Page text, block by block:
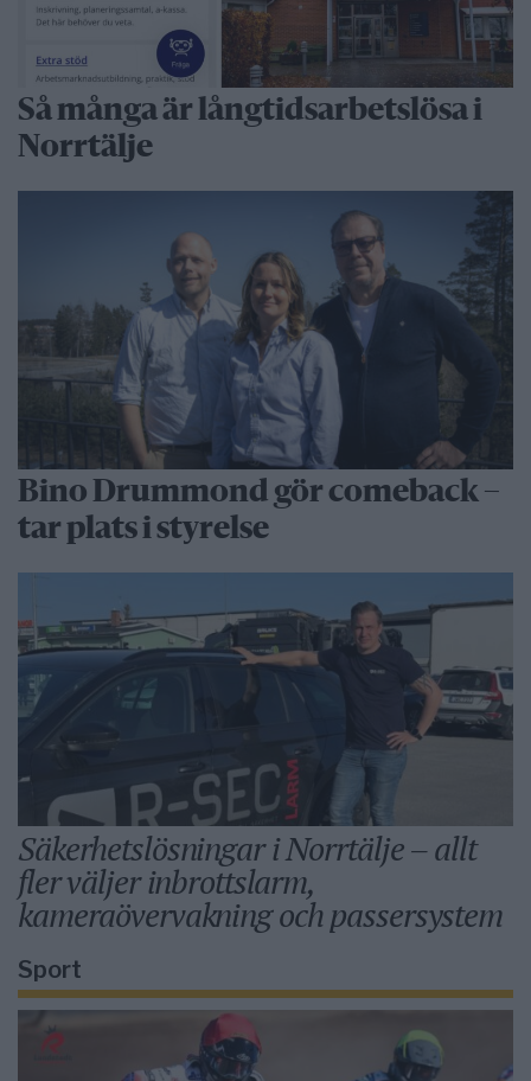
Så många är långtidsarbetslösa i
Norrtälje
Bino Drummond gör comeback –
tar plats i styrelse
Säkerhetslösningar i Norrtälje – allt
fler väljer inbrottslarm,
kameraövervakning och passersystem
Sport